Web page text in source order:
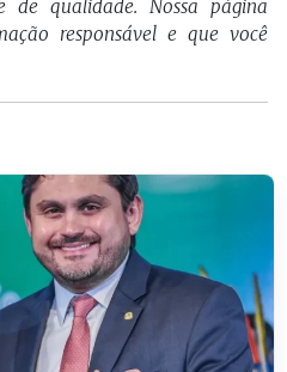
de qualidade. Nossa página
responsável e que você